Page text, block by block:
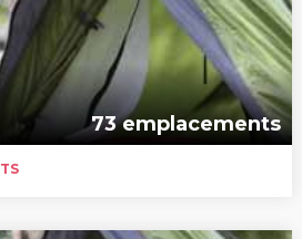
73 emplacements